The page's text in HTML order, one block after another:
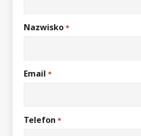
Nazwisko *
Email *
Telefon *